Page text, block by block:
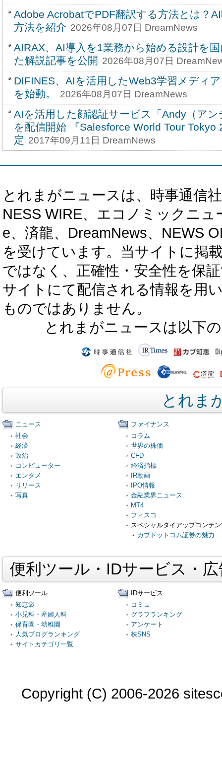
Adobe AcrobatでPDF翻訳する方法とは？
方法を紹介 2026年08月07日 DreamNews
AIRAX、AI導入を1業務から始める設計を
た解説記事を公開 2026年08月07日
DIFINES、AIを活用したWeb3学習メディ
を始動。
2026年08月07日 DreamNews
AIを活用した顔認証サービス「Andy（ア
を配信開始 『Salesforce World Tour Tokyo
定 2017年09月11日 DreamNews
とれまがニュースは、時事通信
NESS WIRE、エコノミックニ
e、済龍、DreamNews、NEWS
を受けています。当サイトに掲
ではなく、正確性・安全性を保
サイトにて配信される情報を用
ものではありません。
とれまがニュースは以下
とれま
ニュース
社会
経済
政治
コンピューター
エンタメ
リリース
写真
ファイナンス
コラム
世界の株価
CFD
経済指標
IR動画
IPO情報
金融業界ニュース
MT4
フィスコ
スペシャルタイアップコンテ
カブドットコム証券の魅力
便利ツール・IDサービス・
便利ツール
知恵袋
小児科・産婦人科
保育園・幼稚園
人気ブログランキング
サイトカテゴリ一覧
IDサービス
コミュ
グラフランキング
アンケート
株SNS
Copyright (C) 2006-2026